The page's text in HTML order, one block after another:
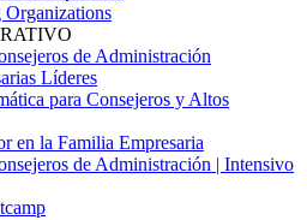
de Administración
Líderes
para Consejeros y Altos
en la Familia Empresaria
de Administración | Intensivo